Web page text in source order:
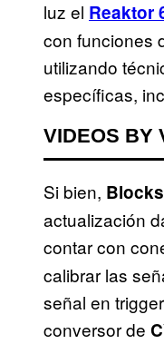
luz el Reaktor
con funciones
utilizando
específicas,
VIDEOS BY
Si bien, Blocks
actualización
contar con
calibrar las
señal en
conversor de